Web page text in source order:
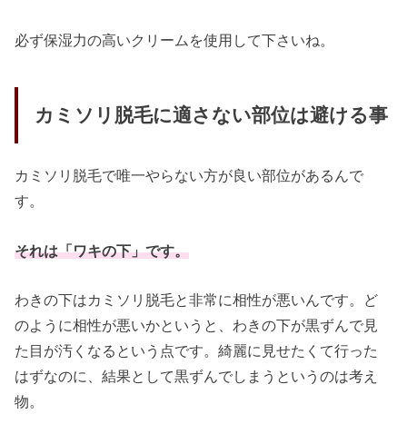
必ず保湿力の高いクリームを使用して下さいね。
カミソリ脱毛に適さない部位は避ける事
カミソリ脱毛で唯一やらない方が良い部位があるんで
す。
それは「ワキの下」です。
わきの下はカミソリ脱毛と非常に相性が悪いんです。ど
のように相性が悪いかというと、わきの下が黒ずんで見
た目が汚くなるという点です。綺麗に見せたくて行った
はずなのに、結果として黒ずんでしまうというのは考え
物。